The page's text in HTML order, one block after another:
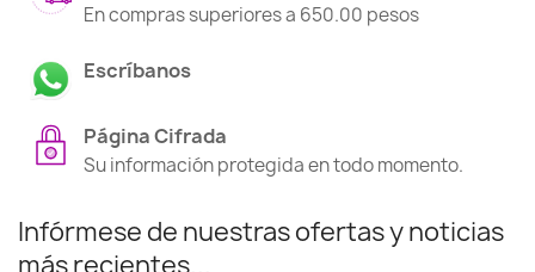
En compras superiores a 650.00 pesos
Escríbanos
Página Cifrada
Su información protegida en todo momento.
Infórmese de nuestras ofertas y noticias
más recientes...